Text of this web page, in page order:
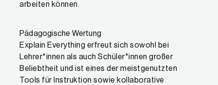
arbeiten können.
Pädagogische Wertung
Explain Everything erfreut sich sowohl bei
Lehrer*innen als auch Schüler*innen großer
Beliebtheit und ist eines der meistgenutzten
Tools für Instruktion sowie kollaborative